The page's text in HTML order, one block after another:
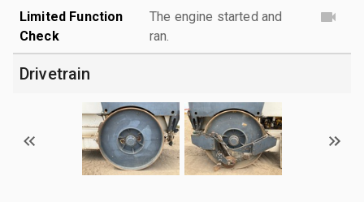
Limited Function
Check
The engine started and
ran.
Drivetrain